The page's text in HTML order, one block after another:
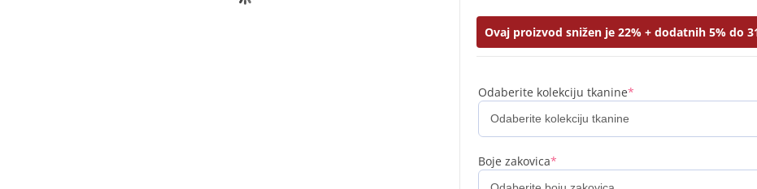
Ovaj proizvod snižen je 22% + dodatnih 5% do
Odaberite kolekciju tkanine*
Boje zakovica*